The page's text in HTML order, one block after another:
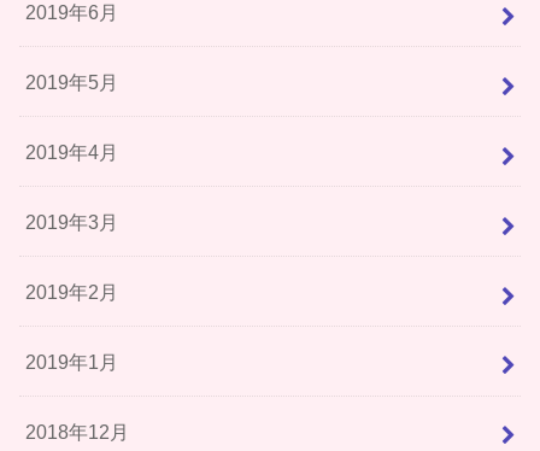
2019年6月
2019年5月
2019年4月
2019年3月
2019年2月
2019年1月
2018年12月